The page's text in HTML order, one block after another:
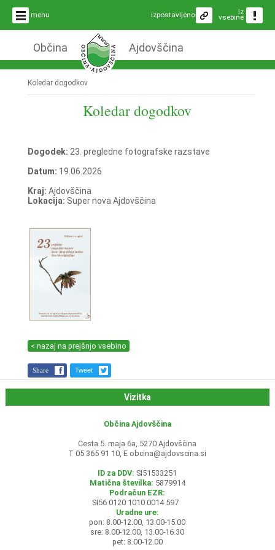
menu iz
vsebine
izpostavljeno
Občina Ajdovščina
Koledar dogodkov
Koledar dogodkov
Dogodek: 23. pregledne fotografske razstave
Datum: 19.06.2026
Kraj: Ajdovščina
Lokacija: Super nova Ajdovščina
< nazaj na prejšnjo vsebino
Share Tweet
Vizitka
Občina Ajdovščina
Cesta 5. maja 6a, 5270 Ajdovščina
T 05 365 91 10, E obcina@ajdovscina.si
ID za DDV: SI51533251
Matična številka: 5879914
Podračun EZR:
SI56 0120 1010 0014 597
Uradne ure:
pon: 8.00-12.00, 13.00-15.00
sre: 8.00-12.00, 13.00-16.30
pet: 8.00-12.00